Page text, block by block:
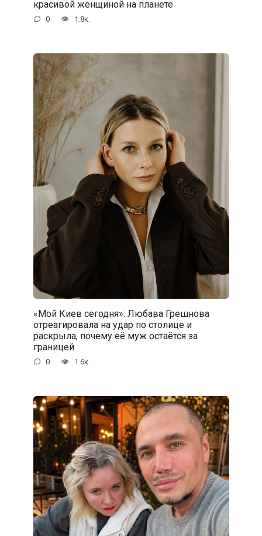
красивой женщиной на планете
0 1.8к.
«Мой Киев сегодня»: Любава Грешнова
отреагировала на удар по столице и
раскрыла, почему её муж остаётся за
границей
0 1.6к.